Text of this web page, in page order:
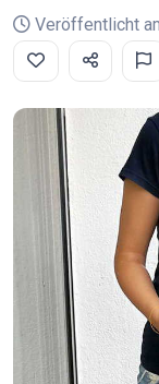
Veröffentlicht